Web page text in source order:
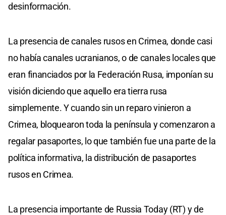
desinformación.
La presencia de canales rusos en Crimea, donde casi
no había canales ucranianos, o de canales locales que
eran financiados por la Federación Rusa, imponían su
visión diciendo que aquello era tierra rusa
simplemente. Y cuando sin un reparo vinieron a
Crimea, bloquearon toda la península y comenzaron a
regalar pasaportes, lo que también fue una parte de la
política informativa, la distribución de pasaportes
rusos en Crimea.
La presencia importante de Russia Today (RT) y de